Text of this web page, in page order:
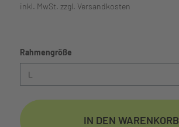
inkl. MwSt. zzgl. Versandkosten
Rahmengröße
IN DEN WARENKORB